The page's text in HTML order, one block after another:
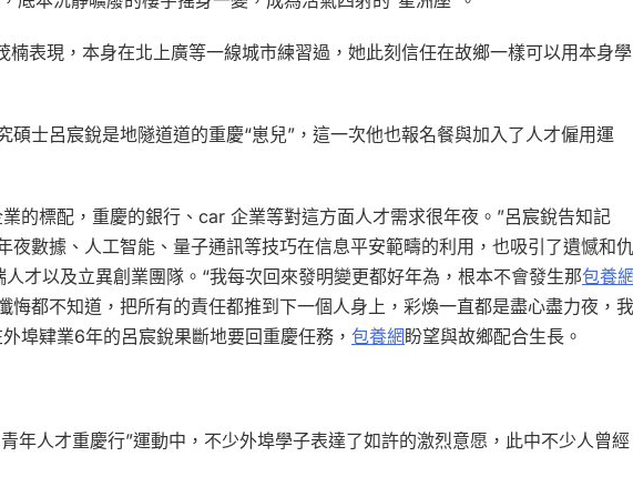
楠表現，本身在北上廣等一線城市練習過，她此刻信任在故鄉一樣可以用本身學
碩士呂宸銳是地隧道道的重慶“崽兒”，這一次他也報名餐與加入了人才僱用運
的標配，重慶的銀行、car 企業等對這方面人才需求很年夜。”呂宸銳告知記
夜數據、人工智能、量子通訊等技巧在信息平安範疇的利用，也吸引了遺憾和仇
才以及立異創業團隊。“我每次回來發明變更都好年為，根本不會發生那包養網
悔都不知道，把所有的責任都推到下一個人身上，彩煥一直都是盡心盡力夜，我
埠肄業6年的呂宸銳果斷地要回重慶任務， 包養網 盼望與故鄉配合生長。
年人才重慶行”運動中，不少外埠學子表達了如許的激烈意愿，此中不少人曾經